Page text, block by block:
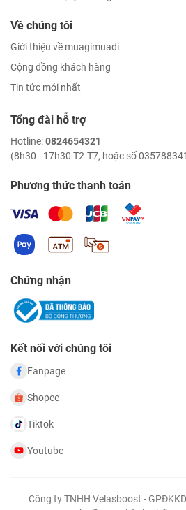
Về chúng tôi
Giới thiệu về muagimuadi
Cộng đồng khách hàng
Tin tức mới nhất
Tổng đài hỗ trợ
Hotline:0824654321
(8h30 - 17h30 T2-T7, hoặc số
Phương thức thanh toán
Chứng nhận
Kết nối với chúng tôi
Fanpage
Shopee
Tiktok
Youtube
Công ty TNHH Velasboost -